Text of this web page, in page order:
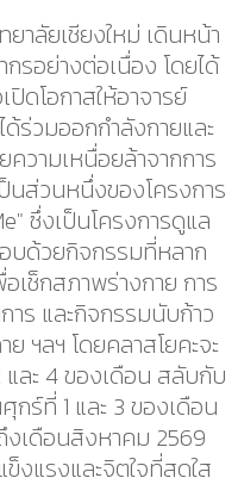
ลัยเชียงใหม่ เดินหน้า
รอย่างต่อเนื่อง โดยได้
ดโอกาสให้อาจารย์
ร่วมออกกำลังกายและ
วามเหนื่อยล้าจากการ
นส่วนหนึ่งของโครงการ
ซึ่งเป็นโครงการดูแล
บด้วยกิจกรรมที่หลาก
เช็กสภาพร่างกาย การ
าร และกิจกรรมนับก้าว
ฯลฯ โดยคลาสโยคะจะ
ละ 4 ของเดือน สลับกับ
ร์ที่ 1 และ 3 ของเดือน
เดือนสิงหาคม 2569
งแรงและจิตใจที่สดใส